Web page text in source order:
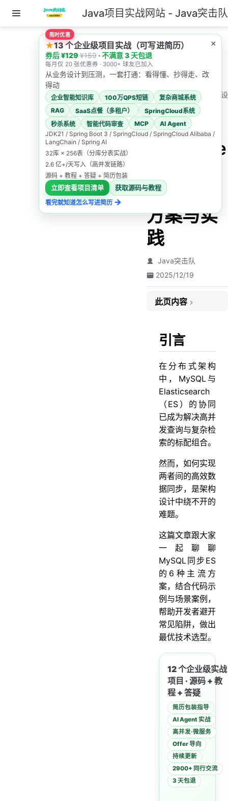
跳至主要內容 Java项目实战网站 - Java突击队
主页
1.高并发系统如何设
计？
21 Mysqltoes? - 系统设
计完整方案与实践
21
Mysqltoe
设计完整
方案与实
践
Java突击队
2025/12/19
此页内容
方案一：同步双写
方案二：异步双写
方案三：Logstash定时拉取
方案六：Flink流处理
总结：
引言
在分布式架构
中，MySQL与
Elasticsearch
（ES）的协同
已成为解决高并
发查询与复杂检
索的标配组合。
然而，如何实现
两者间的高效数
据同步，是架构
设计中绕不开的
难题。
这篇文章跟大家
一起聊聊
MySQL同步ES
的6种主流方
案，结合代码示
例与场景案例，
帮助开发者避开
常见陷阱，做出
最优技术选型。
12 个企业级实战
项目 · 源码 + 教
程 + 答疑
简历包装指导
AI Agent 实战
高并发·微服务
Offer 导向
持续更新
2900+ 同行交流
3 天包退
×
限时优惠
★13 个企业级项目实战（可写进简历）
券后 ¥129¥159· 不满意 3 天包退
每月仅 20 张优惠券 · 3000+ 球友已加入
从业务设计到压测，一套打通：看得懂、抄得走、改
得动
企业智能知识库 100万QPS短链
复杂商城系统
RAG
SaaS点餐（多租户）
SpringCloud系统
秒杀系统
智能代码审查 MCP
AI Agent
JDK21 / Spring Boot 3 / SpringCloud / SpringCloud Alibaba /
LangChain / Spring AI
32库 × 256表（分库分表实战）
2.6 亿+/天写入（高并发链路）
源码 + 教程 + 答疑 + 简历包装
立即查看项目清单
获取源码与教程
看完就知道怎么写进简历 →